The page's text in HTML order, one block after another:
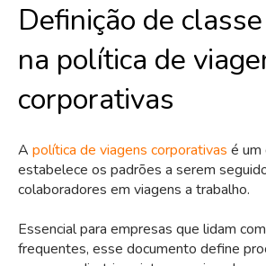
Definição de
na política de
corporativas
A política de viagens corporativas é um
estabelece os padrões a serem
colaboradores em viagens a trabalho.
Essencial para empresas que lidam
frequentes, esse documento define